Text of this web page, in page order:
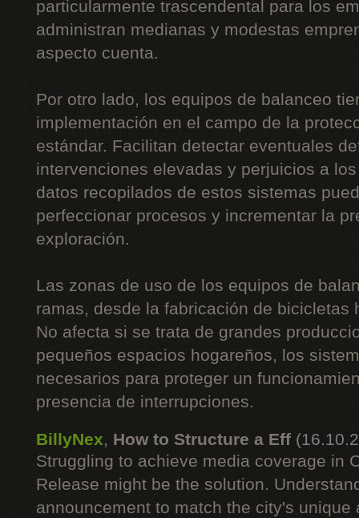
particularmente trascendental para los
administran medianas y modestas
aspecto cuenta.
Por otro lado, los equipos de balanceo
implementación en el campo de la
estándar. Facilitan detectar eventuales
intervenciones elevadas y perjuicios a
datos recopilados de estos sistemas
perfeccionar procesos y incrementar la
exploración.
Las zonas de uso de los equipos de
ramas, desde la fabricación de bicicletas
No afecta si se trata de grandes
pequeños espacios hogareños, los
necesarios para proteger un
presencia de interrupciones.
BillyNex, How to Structure a Eff
Struggling to achieve media coverage in
Release might be the solution.
announcement to match the city's